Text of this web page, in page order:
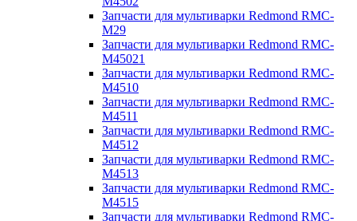
Запчасти для мультиварки Redmond RMC-
M29
Запчасти для мультиварки Redmond RMC-
M45021
Запчасти для мультиварки Redmond RMC-
M4510
Запчасти для мультиварки Redmond RMC-
M4511
Запчасти для мультиварки Redmond RMC-
M4512
Запчасти для мультиварки Redmond RMC-
M4513
Запчасти для мультиварки Redmond RMC-
M4515
Запчасти для мультиварки Redmond RMC-